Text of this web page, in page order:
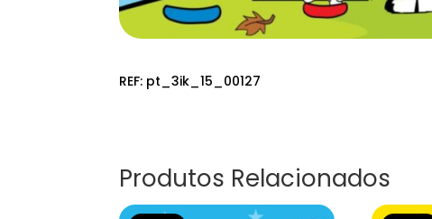
REF: pt_3ik_15_00127
Produtos Relacionados